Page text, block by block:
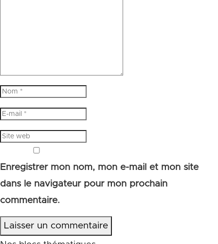
Enregistrer mon nom, mon e-mail et mon site
dans le navigateur pour mon prochain
commentaire.
Laisser un commentaire